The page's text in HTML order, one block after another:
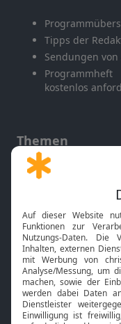
Tipps der
Sendungen von
Programmheft
kostenlos
Themen
Gott und Bibel
Neuigkeiten